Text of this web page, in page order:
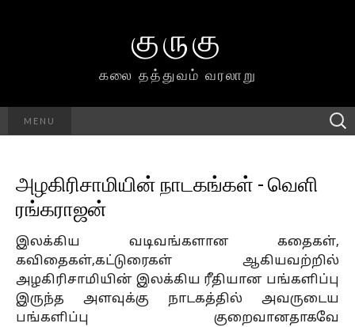
குருகு
கலை தத்துவம் வரலாறு
MENU
Searc
h for:
அழகிரிசாமியின் நாடகங்கள் - வெளி
ரங்கராஜன்
இலக்கிய வடிவங்களான கதைகள்,
கவிதைகள்,கட்டுரைகள் ஆகியவற்றில்
அழகிரிசாமியின் இலக்கிய ரீதியான பங்களிப்பு
இருந்த அளவுக்கு நாடகத்தில் அவருடைய
பங்களிப்பு குறைவானதாகவே